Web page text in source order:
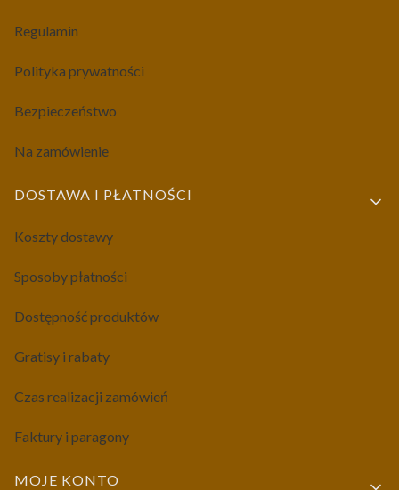
Regulamin
Polityka prywatności
Bezpieczeństwo
Na zamówienie
DOSTAWA I PŁATNOŚCI
Koszty dostawy
Sposoby płatności
Dostępność produktów
Gratisy i rabaty
Czas realizacji zamówień
Faktury i paragony
MOJE KONTO